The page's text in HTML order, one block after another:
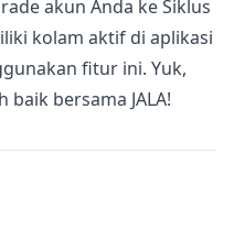
akun Anda ke Siklus
kolam aktif di aplikasi
fitur ini. Yuk,
baik bersama JALA!